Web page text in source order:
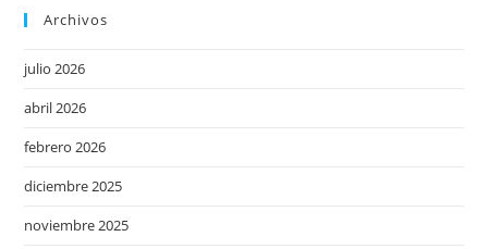
Archivos
julio 2026
abril 2026
febrero 2026
diciembre 2025
noviembre 2025